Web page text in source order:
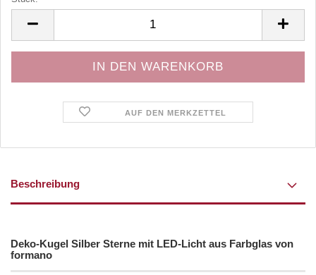
AUF DEN MERKZETTEL
Beschreibung
Deko-Kugel Silber Sterne mit LED-Licht aus Farbglas von
formano